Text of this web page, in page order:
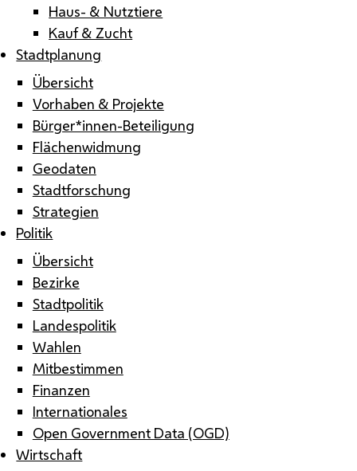
Haus- & Nutztiere
Kauf & Zucht
Stadtplanung
Übersicht
Vorhaben & Projekte
Bürger*innen-Beteiligung
Flächenwidmung
Geodaten
Stadtforschung
Strategien
Politik
Übersicht
Bezirke
Stadtpolitik
Landespolitik
Wahlen
Mitbestimmen
Finanzen
Internationales
Open Government Data (OGD)
Wirtschaft